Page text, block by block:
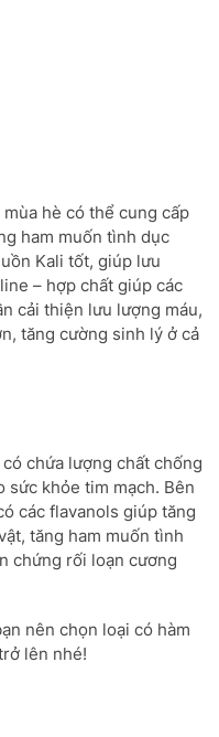
hè có thể cung cấp
ham muốn tình dục
Kali tốt, giúp lưu
– hợp chất giúp các
cải thiện lưu lượng máu,
tăng cường sinh lý ở cả
chứa lượng chất chống
sức khỏe tim mạch. Bên
các flavanols giúp tăng
tăng ham muốn tình
chứng rối loạn cương
nên chọn loại có hàm
lên nhé!